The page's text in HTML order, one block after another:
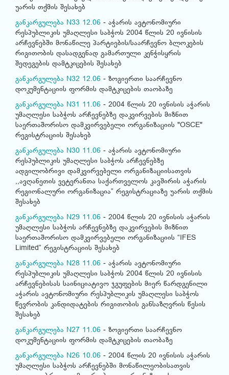
უარის თქმის შესახებ
განკარგულება N33 12.06 - აჭარის ავტონომიური
რესპუბლიკის უმაღლესი საბჭოს 2004 წლის 20 ივნისის
არჩევნებში მონაწილე პარტიების/საარჩევნო ბლოკების
რიგითობის დასადგენად გამართული კენჭისყრის
შედეგების დამტკიცების შესახებ
განკარგულება N32 12.06 - ზოგიერთი საარჩევნო
დოკუმენტაციის ფორმის დამტკიცების თაობაზე
განკარგულება N31 11.06 - 2004 წლის 20 ივნისის აჭარის
უმაღლესი საბჭოს არჩევნებზე დაკვირვების მიზნით
საერთაშორისო დამკვირვებელი ორგანიზაციის "OSCE"
რეგისტრაციის შესახებ
განკარგულება N30 11.06 - აჭარის ავტონომიური
რესპუბლიკის უმაღლესი საბჭოს არჩევნებზე
ადგილობრივი დამკვირვებელი ორგანიზაციისათვის
,,ავღანეთის ვეტერანთა საქართველოს კავშირის აჭარის
რეგიონალური ორგანიზაცია” რეგისტრაციაზე უარის თქმის
შესახებ
განკარგულება N29 11.06 - 2004 წლის 20 ივნისის აჭარის
უმაღლესი საბჭოს არჩევნებზე დაკვირვების მიზნით
საერთაშორისო დამკვირვებელი ორგანიზაციის “IFES
Limited” რეგისტრაციის შესახებ
განკარგულება N28 11.06 - აჭარის ავტონომიური
რესპუბლიკის უმაღლესი საბჭოს 2004 წლის 20 ივნისის
არჩევნებისას საინიციატივო ჯგუფების მიერ წარდგენილი
აჭარის ავტონომიური რესპუბლიკის უმაღლესი საბჭოს
წევრობის კანდიდატების რიგითობის განსაზღვრის წესის
შესახებ
განკარგულება N27 11.06 - ზოგიერთი საარჩევნო
დოკუმენტაციის ფორმის დამტკიცების თაობაზე
განკარგულება N26 10.06 - 2004 წლის 20 ივნისის აჭარის
უმაღლესი საბჭოს არჩევნებში მონაწილეობისათვის